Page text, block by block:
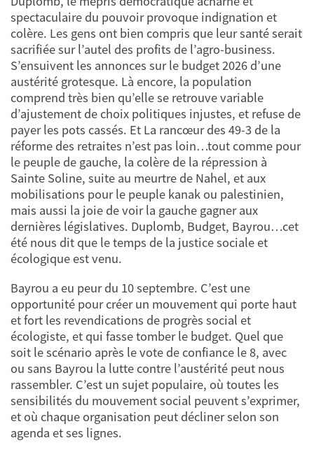
spectaculaire du pouvoir provoque indignation et
colère. Les gens ont bien compris que leur santé serait
sacrifiée sur l’autel des profits de l’agro-business.
S’ensuivent les annonces sur le budget 2026 d’une
austérité grotesque. Là encore, la population
comprend très bien qu’elle se retrouve variable
d’ajustement de choix politiques injustes, et refuse de
payer les pots cassés. Et La rancœur des 49-3 de la
réforme des retraites n’est pas loin…tout comme pour
le peuple de gauche, la colère de la répression à
Sainte Soline, suite au meurtre de Nahel, et aux
mobilisations pour le peuple kanak ou palestinien,
mais aussi la joie de voir la gauche gagner aux
dernières législatives. Duplomb, Budget, Bayrou…cet
été nous dit que le temps de la justice sociale et
écologique est venu.
Bayrou a eu peur du 10 septembre. C’est une
opportunité pour créer un mouvement qui porte haut
et fort les revendications de progrès social et
écologiste, et qui fasse tomber le budget. Quel que
soit le scénario après le vote de confiance le 8, avec
ou sans Bayrou la lutte contre l’austérité peut nous
rassembler. C’est un sujet populaire, où toutes les
sensibilités du mouvement social peuvent s’exprimer,
et où chaque organisation peut décliner selon son
agenda et ses lignes.